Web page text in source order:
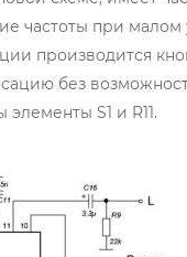
частоты при малом
производится
без
S1 и R11.